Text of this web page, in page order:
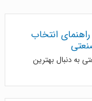
انتخاب
به دنبال بهترین